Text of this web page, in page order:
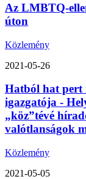
Az LMBTQ-
úton
Közlemény
2021-05-26
Hatból hat pert
igazgatója -
„köz”tévé
valótlanságok
Közlemény
2021-05-05